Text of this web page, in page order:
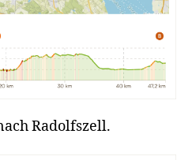
Radolfszell.